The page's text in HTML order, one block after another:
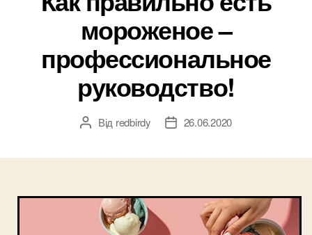
мороженое –
профессиональное
руководство!
Автор
Від redbirdy
Дата26.06.2020